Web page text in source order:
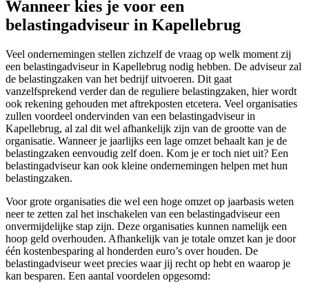
Wanneer kies je voor een
belastingadviseur in Kapellebrug
Veel ondernemingen stellen zichzelf de vraag op welk moment zij
een belastingadviseur in Kapellebrug nodig hebben. De adviseur zal
de belastingzaken van het bedrijf uitvoeren. Dit gaat
vanzelfsprekend verder dan de reguliere belastingzaken, hier wordt
ook rekening gehouden met aftrekposten etcetera. Veel organisaties
zullen voordeel ondervinden van een belastingadviseur in
Kapellebrug, al zal dit wel afhankelijk zijn van de grootte van de
organisatie. Wanneer je jaarlijks een lage omzet behaalt kan je de
belastingzaken eenvoudig zelf doen. Kom je er toch niet uit? Een
belastingadviseur kan ook kleine ondernemingen helpen met hun
belastingzaken.
Voor grote organisaties die wel een hoge omzet op jaarbasis weten
neer te zetten zal het inschakelen van een belastingadviseur een
onvermijdelijke stap zijn. Deze organisaties kunnen namelijk een
hoop geld overhouden. Afhankelijk van je totale omzet kan je door
één kostenbesparing al honderden euro’s over houden. De
belastingadviseur weet precies waar jij recht op hebt en waarop je
kan besparen. Een aantal voordelen opgesomd: